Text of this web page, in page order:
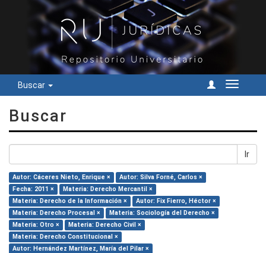
Buscar
Cambiar
Buscar
Ir
Autor: Cáceres Nieto, Enrique ×
Autor: Silva Forné, Carlos ×
Fecha: 2011 ×
Materia: Derecho Mercantil ×
Materia: Derecho de la Información ×
Autor: Fix Fierro, Héctor ×
Materia: Derecho Procesal ×
Materia: Sociología del Derecho ×
Materia: Otro ×
Materia: Derecho Civil ×
Materia: Derecho Constitucional ×
Autor: Hernández Martínez, María del Pilar ×